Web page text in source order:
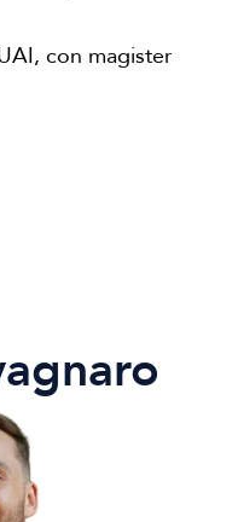
con magister